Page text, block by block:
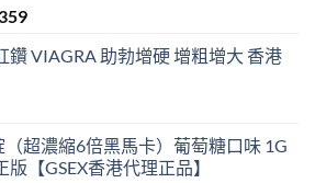
Price
$489
鑽 VIAGRA 助勃增硬 增粗增大 香港
（超濃縮6倍黑馬卡）葡萄糖口味 1G
【GSEX香港代理正品】